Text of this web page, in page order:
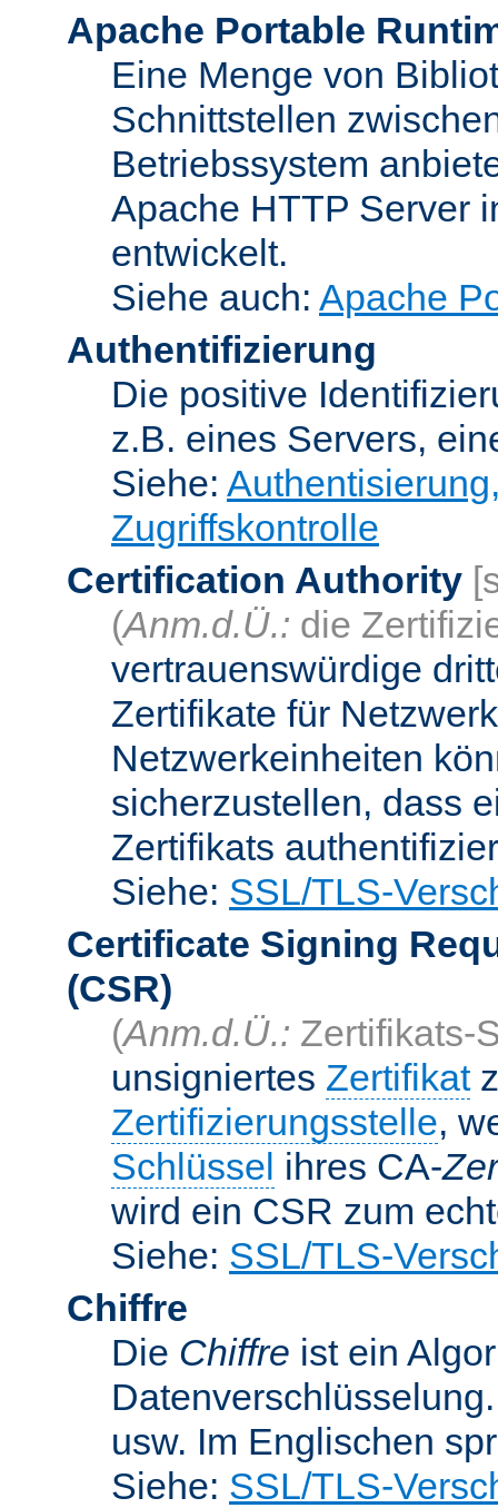
Apache Portable
Eine Menge von
Schnittstellen
Betriebssystem
Apache HTTP Server
entwickelt.
Siehe auch: Apache
Authentifizierung
Die positive
z.B. eines Servers,
Siehe:
Zugriffskontrolle
Certification Authority
(Anm.d.Ü.: die
vertrauenswürdige
Zertifikate für
Netzwerkeinheiten
sicherzustellen, dass
Zertifikats
Siehe: SSL/TLS-
Certificate Signing
(CSR)
(Anm.d.Ü.: Zertifikats-
unsigniertes Zertifikat
Zertifizierungsstelle,
Schlüssel ihres CA-
wird ein CSR zum
Siehe: SSL/TLS-
Chiffre
Die Chiffre ist ein
usw. Im Englischen
Siehe: SSL/TLS-